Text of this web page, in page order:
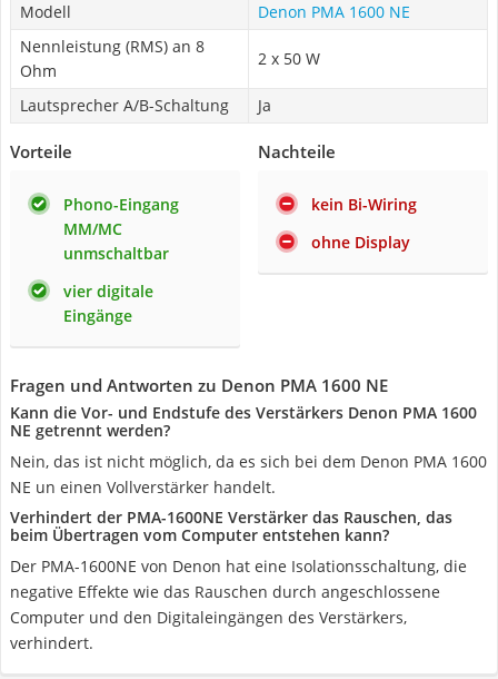
Modell
Denon PMA 1600 NE
Nennleistung (RMS) an 8
Ohm
2 x 50 W
Lautsprecher A/B-Schaltung Ja
Vorteile
Phono-Eingang
MM/MC
unmschaltbar
vier digitale
Eingänge
Nachteile
kein Bi-Wiring
ohne Display
Fragen und Antworten zu Denon PMA 1600 NE
Kann die Vor- und Endstufe des Verstärkers Denon PMA 1600
NE getrennt werden?
Nein, das ist nicht möglich, da es sich bei dem Denon PMA 1600
NE un einen Vollverstärker handelt.
Verhindert der PMA-1600NE Verstärker das Rauschen, das
beim Übertragen vom Computer entstehen kann?
Der PMA-1600NE von Denon hat eine Isolationsschaltung, die
negative Effekte wie das Rauschen durch angeschlossene
Computer und den Digitaleingängen des Verstärkers,
verhindert.